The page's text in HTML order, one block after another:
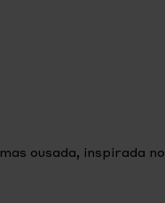
ousada, inspirada no